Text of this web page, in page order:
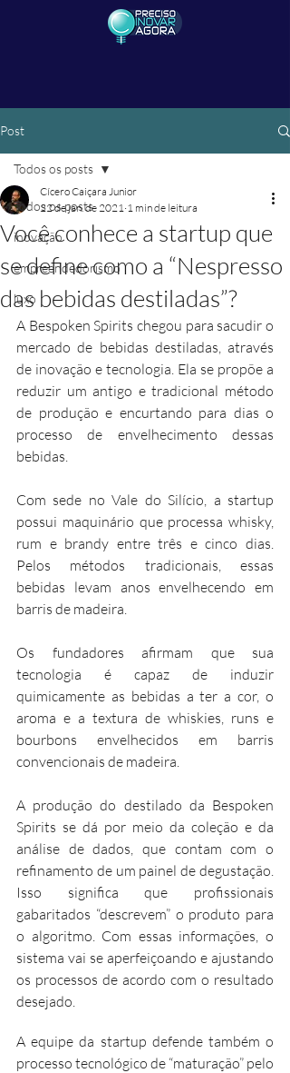
Post
Todos os posts
inovação
empreendedorismo
luxo
Todos os posts
Você conhece a startup que
se define como a “Nespresso
das bebidas destiladas”?
Cícero Caiçara Junior
22 de jan. de 2021 1 min de leitura
A Bespoken Spirits chegou para sacudir o
mercado de bebidas destiladas, através
de inovação e tecnologia. Ela se propõe a
reduzir um antigo e tradicional método
de produção e encurtando para dias o
processo de envelhecimento dessas
bebidas.
Com sede no Vale do Silício, a startup
possui maquinário que processa whisky,
rum e brandy entre três e cinco dias.
Pelos métodos tradicionais, essas
bebidas levam anos envelhecendo em
barris de madeira.
Os fundadores afirmam que sua
tecnologia é capaz de induzir
quimicamente as bebidas a ter a cor, o
aroma e a textura de whiskies, runs e
bourbons envelhecidos em barris
convencionais de madeira.
A produção do destilado da Bespoken
Spirits se dá por meio da coleção e da
análise de dados, que contam com o
refinamento de um painel de degustação.
Isso significa que profissionais
gabaritados “descrevem” o produto para
o algoritmo. Com essas informações, o
sistema vai se aperfeiçoando e ajustando
os processos de acordo com o resultado
desejado.
A equipe da startup defende também o
processo tecnológico de “maturação” pelo